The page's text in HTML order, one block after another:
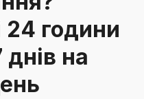
години
на